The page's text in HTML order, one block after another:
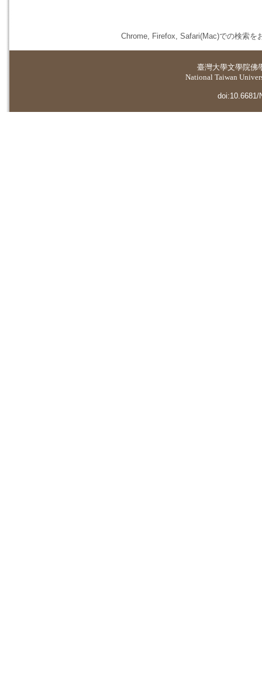
Chrome, Firefox, Safari(Mac)での検索を
臺灣大學文學院佛
National Taiwan
doi:10.6681/